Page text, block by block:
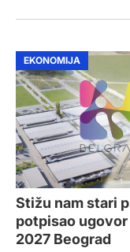
EKONOMIJA
Stižu nam stari
potpisao ugovor
2027 Beograd